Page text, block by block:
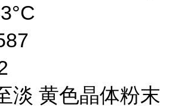
淡 黄色晶体粉末